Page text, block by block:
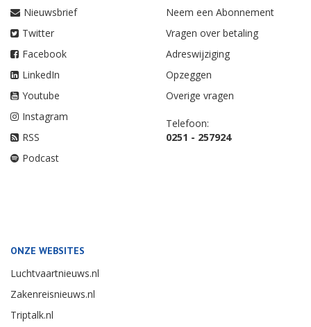
Nieuwsbrief
Twitter
Facebook
LinkedIn
Youtube
Instagram
RSS
Podcast
Neem een Abonnement
Vragen over betaling
Adreswijziging
Opzeggen
Overige vragen
Telefoon:
0251 - 257924
ONZE WEBSITES
Luchtvaartnieuws.nl
Zakenreisnieuws.nl
Triptalk.nl